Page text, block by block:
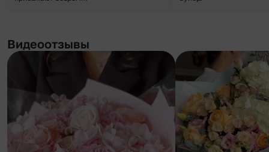
Видеоотзывы